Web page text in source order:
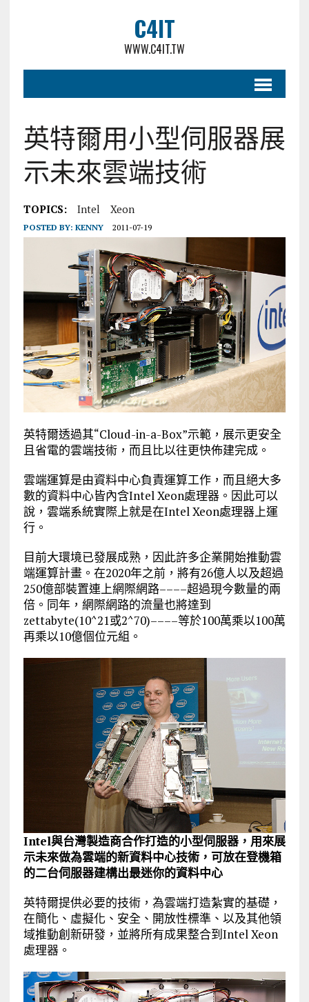
C4IT
WWW.C4IT.TW
英特爾用小型伺服器展
示未來雲端技術
TOPICS: Intel Xeon
POSTED BY: KENNY 2011-07-19
英特爾透過其“Cloud-in-a-Box”示範，展示更安全
且省電的雲端技術，而且比以往更快佈建完成。
雲端運算是由資料中心負責運算工作，而且絕大多
數的資料中心皆內含Intel Xeon處理器。因此可以
說，雲端系統實際上就是在Intel Xeon處理器上運
行。
目前大環境已發展成熟，因此許多企業開始推動雲
端運算計畫。在2020年之前，將有26億人以及超過
250億部裝置連上網際網路––––超過現今數量的兩
倍。同年，網際網路的流量也將達到
zettabyte(10^21或2^70)––––等於100萬乘以100萬
再乘以10億個位元組。
Intel與台灣製造商合作打造的小型伺服器，用來展
示未來做為雲端的新資料中心技術，可放在登機箱
的二台伺服器建構出最迷你的資料中心
英特爾提供必要的技術，為雲端打造紮實的基礎，
在簡化、虛擬化、安全、開放性標準、以及其他領
域推動創新研發，並將所有成果整合到Intel Xeon
處理器。